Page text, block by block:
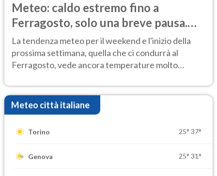
Meteo: caldo estremo fino a
Ferragosto, solo una breve pausa.
Ecco dove
La tendenza meteo per il weekend e l'inizio della
prossima settimana, quella che ci condurrà al
Ferragosto, vede ancora temperature molto
Meteo città italiane
Torino 25° 37°
Genova 25° 31°